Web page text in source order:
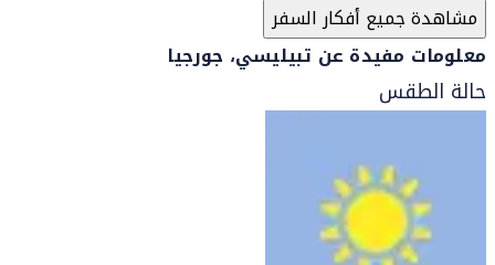
مشاهدة جميع أفكار السفر
معلومات مفيدة عن تبيليسي، جورجيا
حالة الطقس